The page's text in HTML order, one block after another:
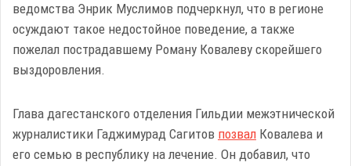
ведомства Энрик Муслимов подчеркнул, что в регионе
осуждают такое недостойное поведение, а также
пожелал пострадавшему Роману Ковалеву скорейшего
выздоровления.
Глава дагестанского отделения Гильдии межэтнической
журналистики Гаджимурад Сагитов позвал Ковалева и
его семью в республику на лечение. Он добавил, что